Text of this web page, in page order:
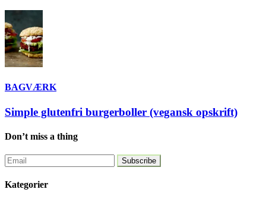
BAGVÆRK
Simple glutenfri burgerboller (vegansk opskrift)
Don’t miss a thing
Kategorier